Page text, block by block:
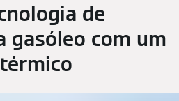
de
gasóleo com um